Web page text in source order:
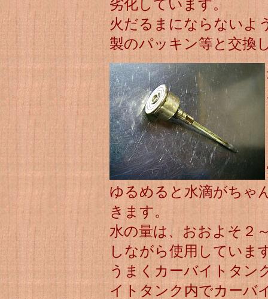
劣化しています。
火だるまにならないよ
製のパッキン等と交換
ゆるめると水滴がちゃ
きます。
水の量は、おおよそ２
しながら使用していま
うまくカーバイトタン
イトタンク内でカーバ